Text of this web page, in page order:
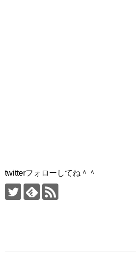
twitterフォローしてね＾＾